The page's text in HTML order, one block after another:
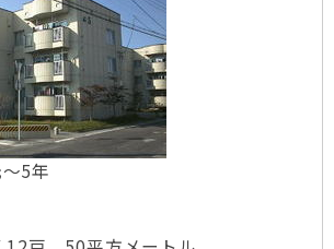
5年